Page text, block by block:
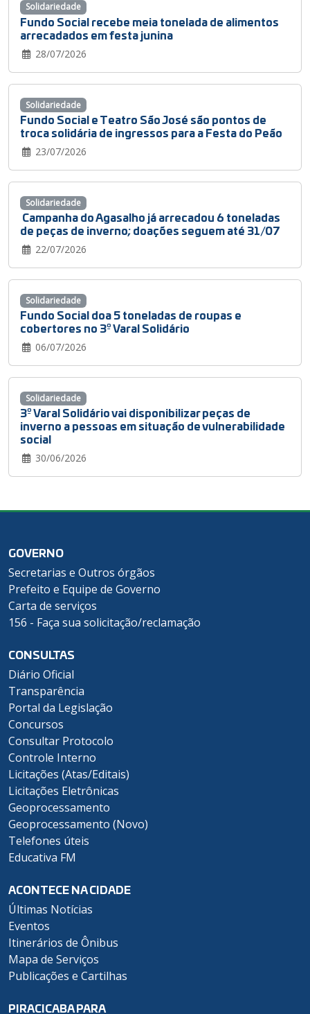
Fundo Social recebe meia tonelada de alimentos
arrecadados em festa junina
28/07/2026
Solidariedade
Fundo Social e Teatro São José são pontos de
troca solidária de ingressos para a Festa do Peão
23/07/2026
Solidariedade
Campanha do Agasalho já arrecadou 6 toneladas
de peças de inverno; doações seguem até 31/07
22/07/2026
Solidariedade
Fundo Social doa 5 toneladas de roupas e
cobertores no 3º Varal Solidário
06/07/2026
Solidariedade
3º Varal Solidário vai disponibilizar peças de
inverno a pessoas em situação de vulnerabilidade
social
30/06/2026
Solidariedade
GOVERNO
Secretarias e Outros órgãos
Prefeito e Equipe de Governo
Carta de serviços
156 - Faça sua solicitação/reclamação
CONSULTAS
Diário Oficial
Transparência
Portal da Legislação
Concursos
Consultar Protocolo
Controle Interno
Licitações (Atas/Editais)
Licitações Eletrônicas
Geoprocessamento
Geoprocessamento (Novo)
Telefones úteis
Educativa FM
ACONTECE NA CIDADE
Últimas Notícias
Eventos
Itinerários de Ônibus
Mapa de Serviços
Publicações e Cartilhas
PIRACICABA PARA